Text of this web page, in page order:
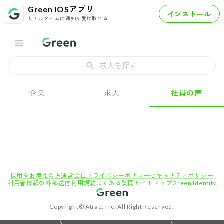
Green iOSアプリ
リアルタイムに通知が受け取れる インストール
求人を探す
企業 求人 社員の声
採用をお考えの方運営会社 プライバシーポリシーセキュリティポリシー
利用者情報の外部送信利用規約 よくある質問 サイトマップGreen Identity
Copyright© Atrae, Inc. All Right Reserved.